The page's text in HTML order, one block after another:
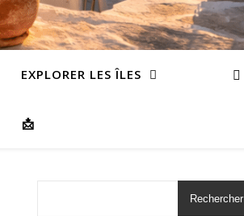
EXPLORER LES ÎLES
📩
Rechercher